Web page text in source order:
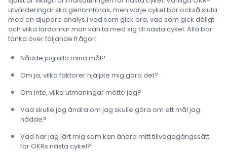
utvärderingar ska genomföras, men varje cykel bör också sluta
med en djupare analys i vad som gick bra, vad som gick dåligt
och vilka lärdomar man kan ta med sig till nästa cykel. Alla bör
tänka över följande frågor:
Nådde jag alla mina mål?
Om ja, vilka faktorer hjälpte mig göra det?
Om inte, vilka utmaningar mötte jag?
Vad skulle jag ändra om jag skulle göra om ett mål jag
nådde?
Vad har jag lärt mig som kan ändra mitt tillvägagångssätt
för OKRs nästa cykel?